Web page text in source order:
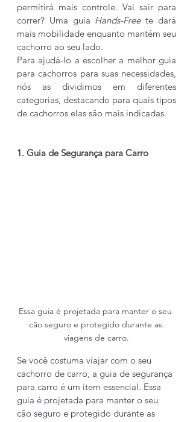
permitirá mais controle. Vai sair para
correr? Uma guia Hands-Free te dará
mais mobilidade enquanto mantém seu
cachorro ao seu lado.
Para ajudá-lo a escolher a melhor guia
para cachorros para suas necessidades,
nós as dividimos em diferentes
categorias, destacando para quais tipos
de cachorros elas são mais indicadas.
1. Guia de Segurança para Carro
Essa guia é projetada para manter o seu
cão seguro e protegido durante as
viagens de carro.
Se você costuma viajar com o seu
cachorro de carro, a guia de segurança
para carro é um item essencial. Essa
guia é projetada para manter o seu
cão seguro e protegido durante as